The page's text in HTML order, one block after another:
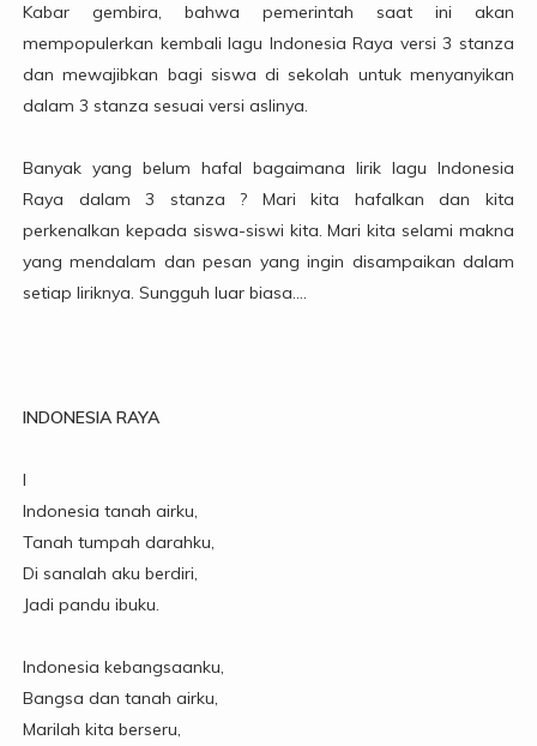
Kabar gembira, bahwa pemerintah saat ini akan
mempopulerkan kembali lagu Indonesia Raya versi 3 stanza
dan mewajibkan bagi siswa di sekolah untuk menyanyikan
dalam 3 stanza sesuai versi aslinya.
Banyak yang belum hafal bagaimana lirik lagu Indonesia
Raya dalam 3 stanza ? Mari kita hafalkan dan kita
perkenalkan kepada siswa-siswi kita. Mari kita selami makna
yang mendalam dan pesan yang ingin disampaikan dalam
setiap liriknya. Sungguh luar biasa....
INDONESIA RAYA
I
Indonesia tanah airku,
Tanah tumpah darahku,
Di sanalah aku berdiri,
Jadi pandu ibuku.
Indonesia kebangsaanku,
Bangsa dan tanah airku,
Marilah kita berseru,